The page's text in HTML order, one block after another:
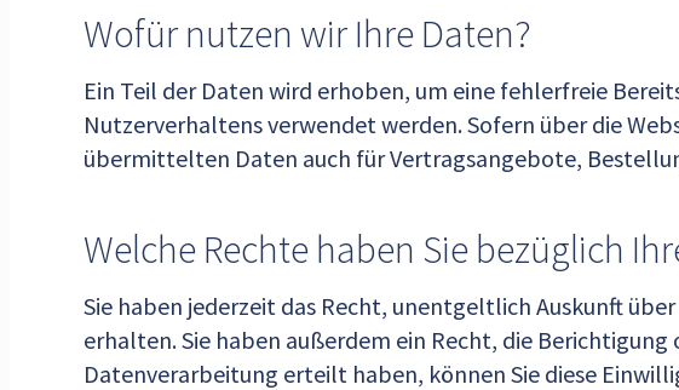
Wofür nutzen wir Ihre Daten?
Ein Teil der Daten wird erhoben, um eine fehlerfreie
Nutzerverhaltens verwendet werden. Sofern über die
übermittelten Daten auch für Vertragsangebote,
Welche Rechte haben Sie bezüglich
Sie haben jederzeit das Recht, unentgeltlich Auskunft
erhalten. Sie haben außerdem ein Recht, die
Datenverarbeitung erteilt haben, können Sie diese